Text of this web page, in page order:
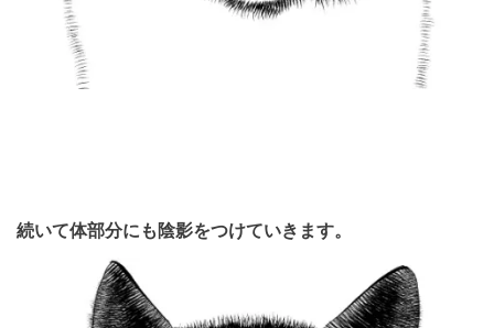
続いて体部分にも陰影をつけていきます。